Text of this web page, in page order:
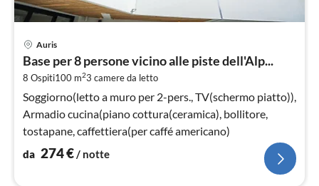
Auris
Base per 8 persone vicino alle piste dell'Alp...
8 Ospiti100 m23 camere da letto
Soggiorno(letto a muro per 2-pers., TV(schermo piatto)),
Armadio cucina(piano cottura(ceramica), bollitore,
tostapane, caffettiera(per caffé americano)
da 274€/ notte